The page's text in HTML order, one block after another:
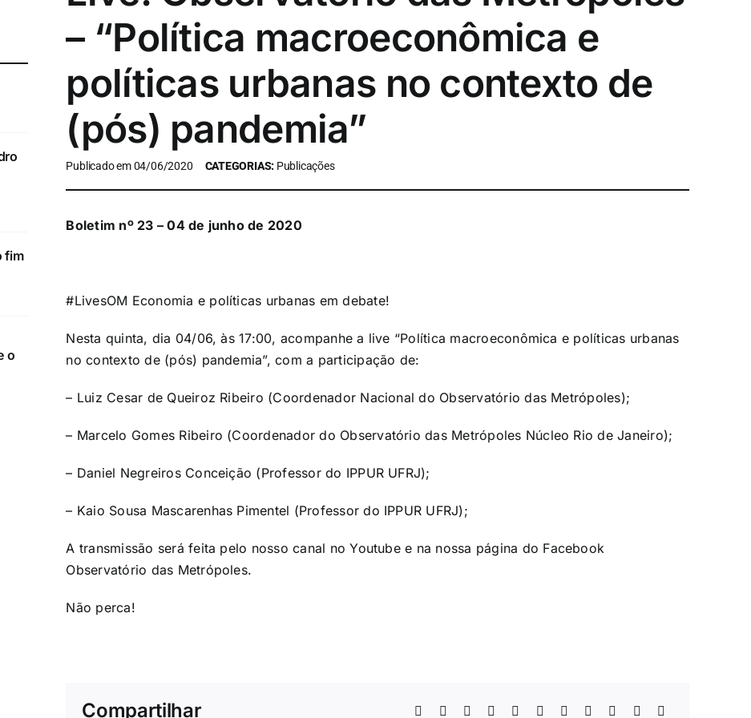
fim
o
– “Política macroeconômica e
políticas urbanas no contexto de
(pós) pandemia”
Publicado em 04/06/2020 CATEGORIAS: Publicações
Boletim nº 23 – 04 de junho de 2020
#LivesOM Economia e políticas urbanas em debate!
Nesta quinta, dia 04/06, às 17:00, acompanhe a live “Política macroeconômica e políticas urbanas
no contexto de (pós) pandemia”, com a participação de:
– Luiz Cesar de Queiroz Ribeiro (Coordenador Nacional do Observatório das Metrópoles);
– Marcelo Gomes Ribeiro (Coordenador do Observatório das Metrópoles Núcleo Rio de Janeiro);
– Daniel Negreiros Conceição (Professor do IPPUR UFRJ);
– Kaio Sousa Mascarenhas Pimentel (Professor do IPPUR UFRJ);
A transmissão será feita pelo nosso canal noYoutubee na nossa página do Facebook
Observatório das Metrópoles.
Não perca!
Compartilhar